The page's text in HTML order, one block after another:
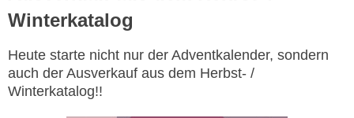
Winterkatalog
Heute starte nicht nur der Adventkalender, sondern
auch der Ausverkauf aus dem Herbst- /
Winterkatalog!!